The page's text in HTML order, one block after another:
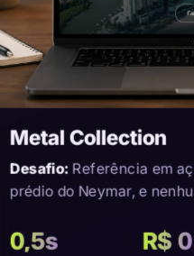
Metal Collection
Desafio:Referência em
prédio do Neymar, e
0,5s R$ 0